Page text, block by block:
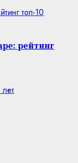
топ-10
рейтинг